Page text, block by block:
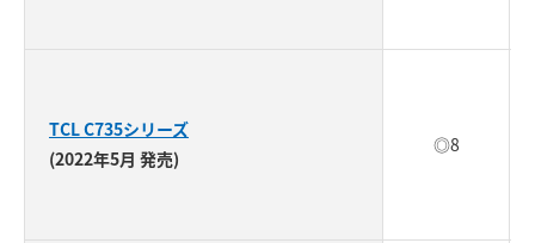
TCL C735シリーズ
(2022年5月 発売)
◎8